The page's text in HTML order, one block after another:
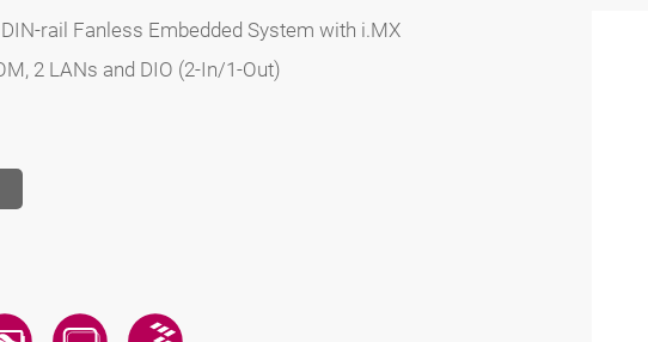
rail Fanless Embedded System with i.MX
2 LANs and DIO (2-In/1-Out)